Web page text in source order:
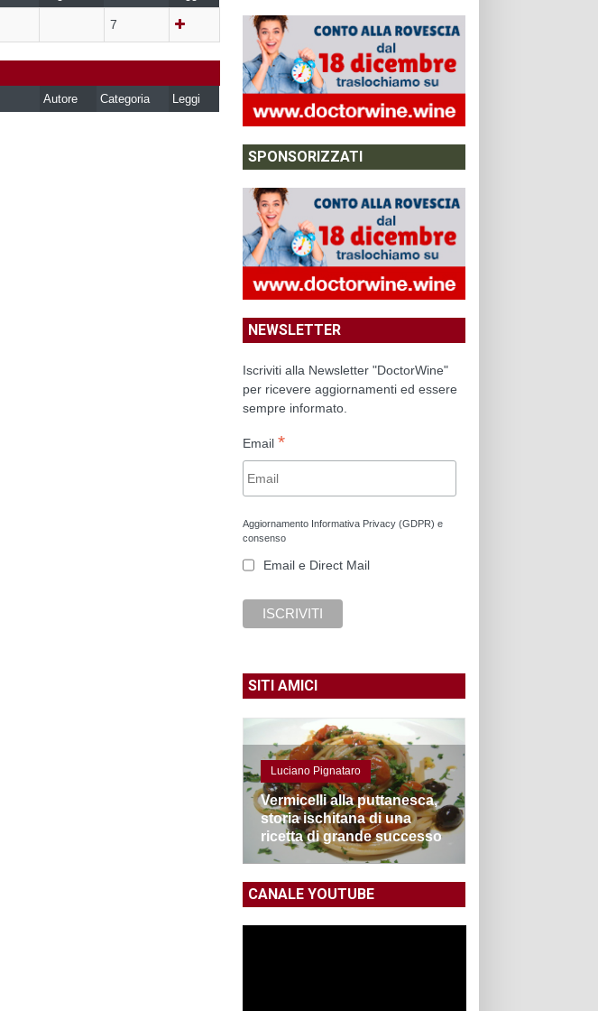
7
Autore Categoria Leggi
SPONSORIZZATI
NEWSLETTER
Iscriviti alla Newsletter "DoctorWine"
per ricevere aggiornamenti ed essere
sempre informato.
Email *
Aggiornamento Informativa Privacy (GDPR) e
consenso
Email e Direct Mail
SITI AMICI
Luciano Pignataro
Vermicelli alla puttanesca,
storia ischitana di una
ricetta di grande successo
CANALE YOUTUBE